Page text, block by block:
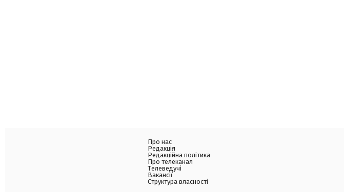
Про нас
Редакція
Редакційна політика
Про телеканал
Телеведучі
Вакансії
Структура власності